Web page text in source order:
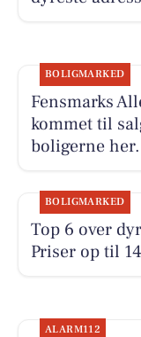
BOLIGMARKED
Fensmarks
kommet til
boligerne her.
BOLIGMARKED
Top 6 over
Priser op til
ALARM112